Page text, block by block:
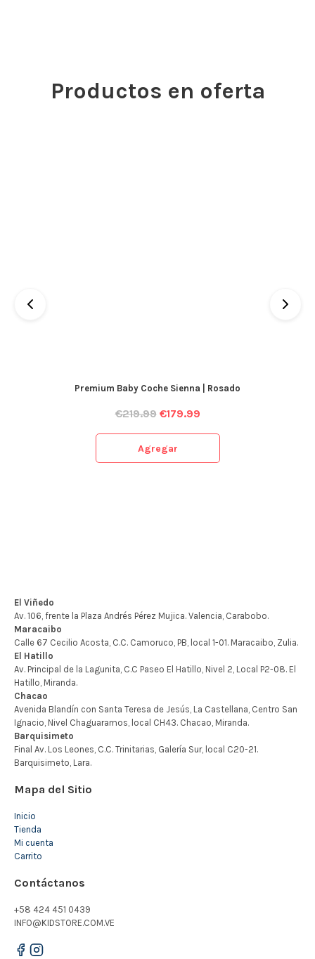
Productos en oferta
Premium Baby Coche Sienna | Rosado
€219.99 €179.99
Agregar
Mapa del Sitio
Inicio
Tienda
Mi cuenta
Carrito
Contáctanos
+58 424 451 0439
INFO@KIDSTORE.COM.VE